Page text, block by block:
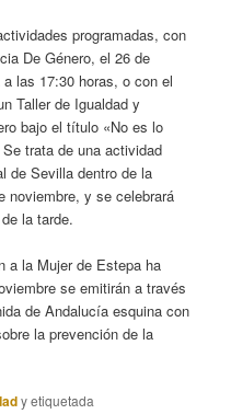
programadas, con
De Género, el 26 de
las 17:30 horas, o con el
Taller de Igualdad y
bajo el título «No es lo
trata de una actividad
de Sevilla dentro de la
noviembre, y se celebrará
la tarde.
a la Mujer de Estepa ha
se emitirán a través
de Andalucía esquina con
la prevención de la
y etiquetada